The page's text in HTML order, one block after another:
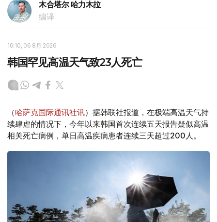
木合塔尔 哈力木拉
编译
16:10, 06 8月 2026
韩国罕见高温天气致23人死亡
（哈萨克国际通讯社讯）据韩联社报道，在极端高温天气持
续肆虐的情况下，今年以来韩国首次连续五天报告疑似高温
相关死亡病例，单日高温疾病患者连续三天超过200人。